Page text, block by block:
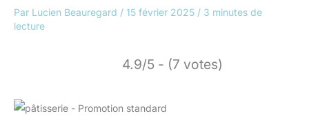
Par Lucien Beauregard / 15 février 2025 / 3 minutes de
lecture
4.9/5 - (7 votes)